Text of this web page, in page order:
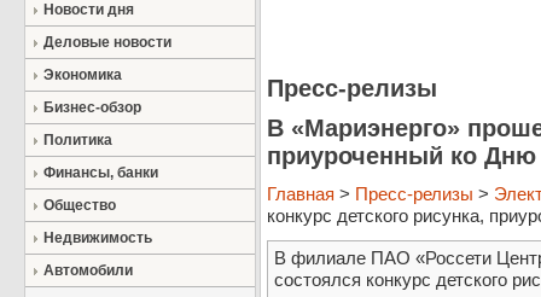
Новости дня
Деловые новости
Экономика
Бизнес-обзор
Политика
Финансы, банки
Общество
Недвижимость
Автомобили
Пресс-релизы
В «Мариэнерго»
приуроченный ко Дню
Главная > Пресс-релизы >
конкурс детского рисунка,
В филиале ПАО «Россети
состоялся конкурс детского